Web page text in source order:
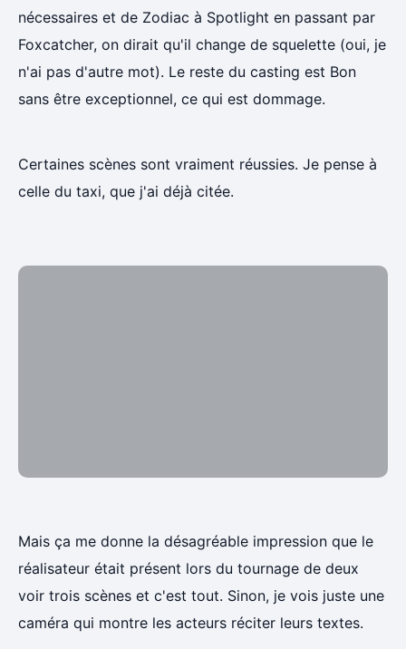
nécessaires et de Zodiac à Spotlight en passant par
Foxcatcher, on dirait qu'il change de squelette (oui, je
n'ai pas d'autre mot). Le reste du casting est Bon
sans être exceptionnel, ce qui est dommage.
Certaines scènes sont vraiment réussies. Je pense à
celle du taxi, que j'ai déjà citée.
Mais ça me donne la désagréable impression que le
réalisateur était présent lors du tournage de deux
voir trois scènes et c'est tout. Sinon, je vois juste une
caméra qui montre les acteurs réciter leurs textes.